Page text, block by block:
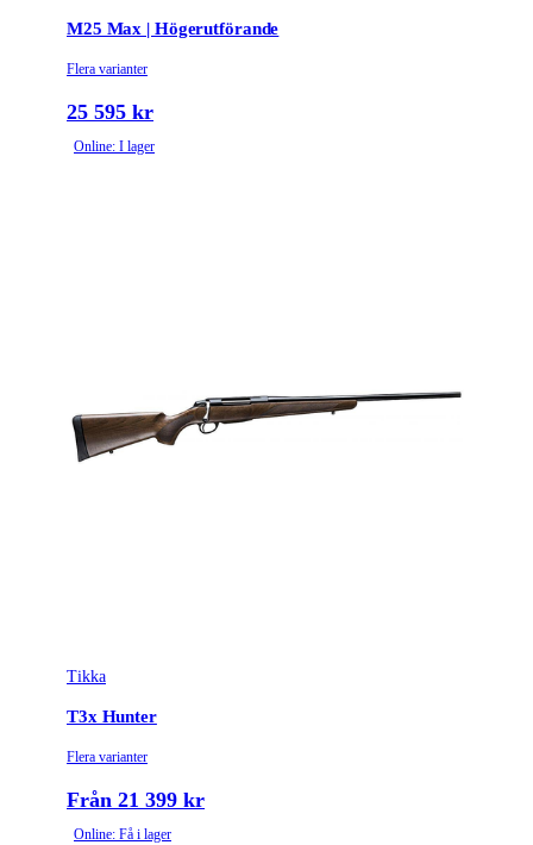
M25 Max | Högerutförande
Flera varianter
25 595 kr
Online: I lager
Tikka
T3x Hunter
Flera varianter
Från 21 399 kr
Online: Få i lager